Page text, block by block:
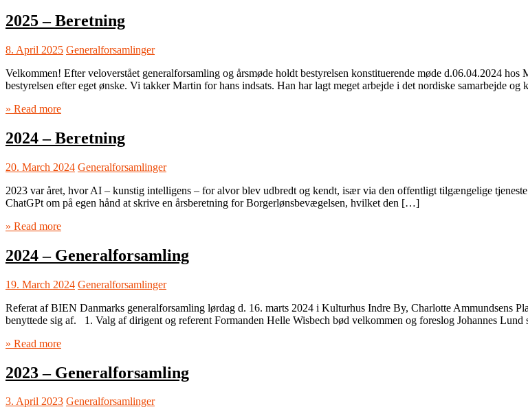
2025 – Beretning
8. April 2025 Generalforsamlinger
Velkommen! Efter veloverstået generalforsamling og årsmøde holdt bestyrelsen konstituerende møde d.06.04.2024
bestyrelsen efter eget ønske. Vi takker Martin for hans indsats. Han har lagt meget arbejde i det nordiske samarbejde
» Read more
2024 – Beretning
20. March 2024 Generalforsamlinger
2023 var året, hvor AI – kunstig intelligens – for alvor blev udbredt og kendt, især via den offentligt tilgængelige
ChatGPt om på egen hånd at skrive en årsberetning for Borgerlønsbevægelsen, hvilket den […]
» Read more
2024 – Generalforsamling
19. March 2024 Generalforsamlinger
Referat af BIEN Danmarks generalforsamling lørdag d. 16. marts 2024 i Kulturhus Indre By, Charlotte Ammundsens
benyttede sig af. 1. Valg af dirigent og referent Formanden Helle Wisbech bød velkommen og foreslog Johannes
» Read more
2023 – Generalforsamling
3. April 2023 Generalforsamlinger